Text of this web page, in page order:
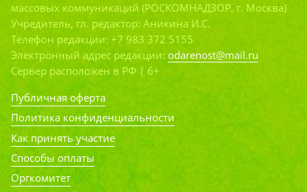
массовых коммуникаций (РОСКОМНАДЗОР, г. Москва)
Учредитель, гл. редактор: Аникина И.С.
Телефон редакции: +7 983 372 5155
Электронный адрес редакции: odarenost@mail.ru
Сервер расположен в РФ | 6+
Публичная оферта
Политика конфиденциальности
Как принять участие
Способы оплаты
Оргкомитет